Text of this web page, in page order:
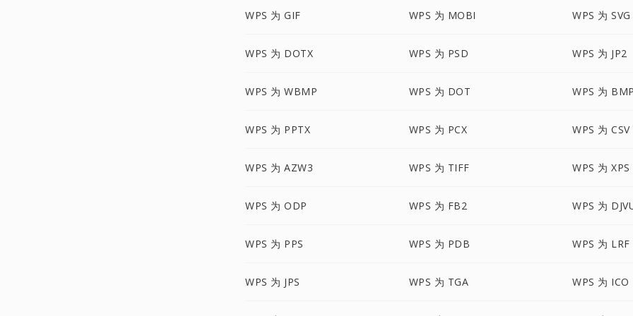
WPS 为 GIF WPS 为 MOBI WPS 为 SVG
WPS 为 DOTX WPS 为 PSD WPS 为 JP2
WPS 为 WBMP WPS 为 DOT WPS 为
WPS 为 PPTX WPS 为 PCX WPS 为 CSV
WPS 为 AZW3 WPS 为 TIFF WPS 为 XPS
WPS 为 ODP WPS 为 FB2 WPS 为
WPS 为 PPS WPS 为 PDB WPS 为 LRF
WPS 为 JPS WPS 为 TGA WPS 为 ICO